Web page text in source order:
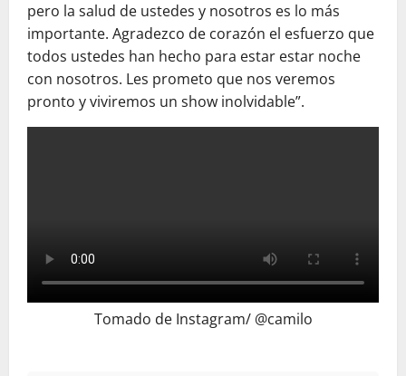
pero la salud de ustedes y nosotros es lo más
importante. Agradezco de corazón el esfuerzo que
todos ustedes han hecho para estar estar noche
con nosotros. Les prometo que nos veremos
pronto y viviremos un show inolvidable”.
Tomado de Instagram/ @camilo